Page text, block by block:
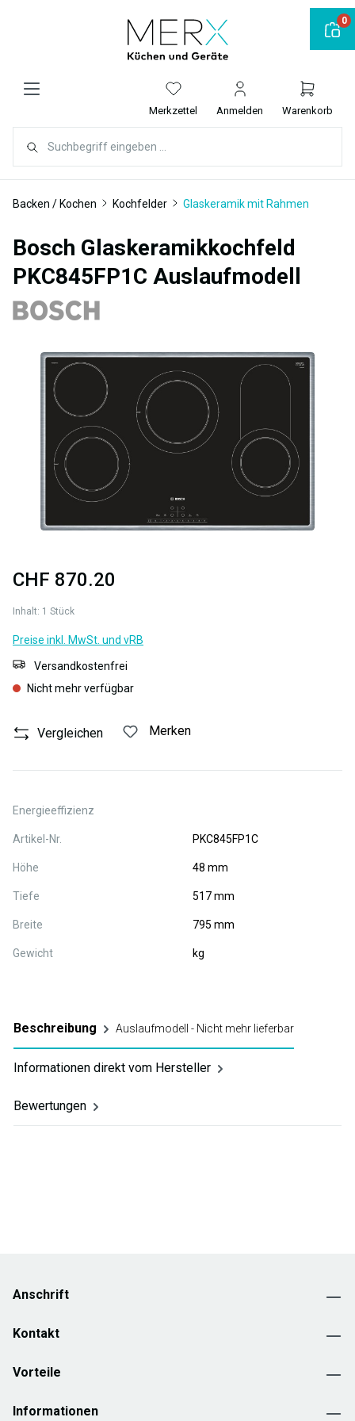
Merkzettel Anmelden Warenkorb
Backen / Kochen Kochfelder Glaskeramik mit Rahmen
Bosch Glaskeramikkochfeld
PKC845FP1C Auslaufmodell
Bildergalerie überspringen
CHF 870.20
Inhalt: 1 Stück
Preise inkl. MwSt. und vRB
Versandkostenfrei
Nicht mehr verfügbar
Vergleichen Merken
Energieeffizienz
Artikel-Nr. PKC845FP1C
Höhe 48 mm
Tiefe 517 mm
Breite 795 mm
Gewicht kg
Beschreibung Auslaufmodell - Nicht mehr lieferbar
Informationen direkt vom Hersteller
Bewertungen
Anschrift
Kontakt
Vorteile
Informationen
0